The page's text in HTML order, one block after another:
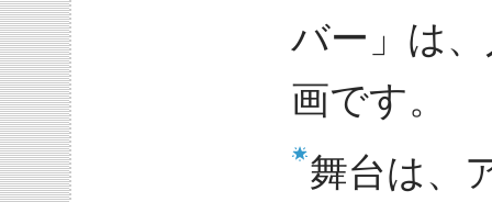
バー」は
画です。
舞台は、